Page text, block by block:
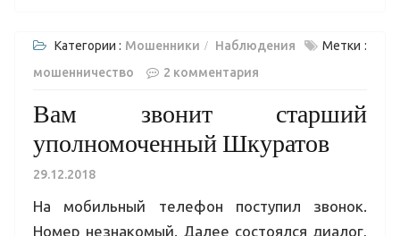
Категории : Мошенники Наблюдения
Метки :
мошенничество
2 комментария
Вам звонит старший
уполномоченный Шкуратов
29.12.2018
На мобильный телефон поступил звонок.
Номер незнакомый. Далее состоялся диалог,